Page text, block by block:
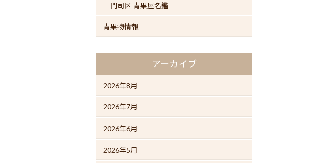
門司区 青果屋名鑑
青果物情報
アーカイブ
2026年8月
2026年7月
2026年6月
2026年5月